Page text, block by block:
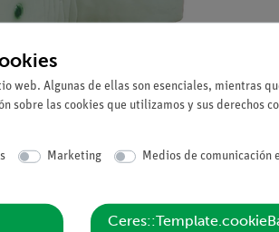
vívida las secciones transversal y
web. Algunas de ellas son esenciales, mientras
sobre las cookies que utilizamos y sus derechos
Marketing Medios de comunicación